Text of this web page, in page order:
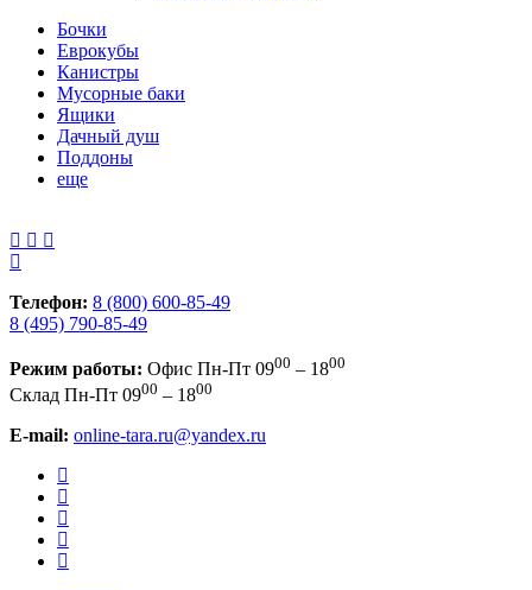
Бочки
Еврокубы
Канистры
Мусорные баки
Ящики
Дачный душ
Поддоны
еще
Телефон: 8 (800) 600-85-49
8 (495) 790-85-49
Режим работы: Офис Пн-Пт 0900 – 1800
Склад Пн-Пт 0900 – 1800
E-mail: online-tara.ru@yandex.ru